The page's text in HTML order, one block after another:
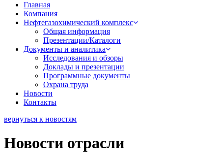
Главная
Компания
Нефтегазохимический комплекс
Общая информация
Презентации/Каталоги
Документы и аналитика
Исследования и обзоры
Доклады и презентации
Программные документы
Охрана труда
Новости
Контакты
вернуться к новостям
Новости отрасли